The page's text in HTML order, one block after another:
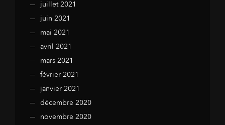
juillet 2021
juin 2021
mai 2021
avril 2021
mars 2021
février 2021
janvier 2021
décembre 2020
novembre 2020